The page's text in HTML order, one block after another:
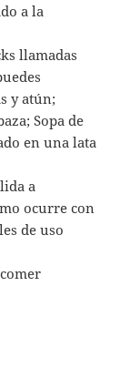
a la
llamadas
y atún;
Sopa de
en una lata
a
ocurre con
de uso